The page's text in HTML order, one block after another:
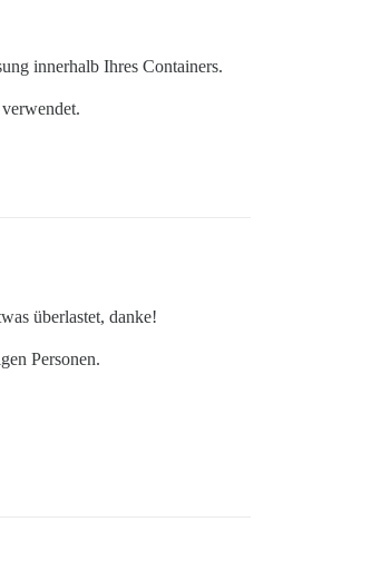
innerhalb Ihres Containers.
überlastet, danke!
Personen.